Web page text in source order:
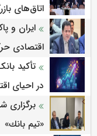
اتاق‌های
ایران و
اقتصادی
تأکید
در احیای
برگزاری
«تیم بانك»